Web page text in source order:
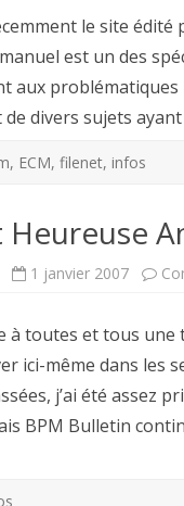
le site
est un des
aux problématiques
divers sujets
, ECM, filenet, infos
1 janvier 2007
à toutes et tous une
ici-même dans les
j’ai été assez
BPM Bulletin